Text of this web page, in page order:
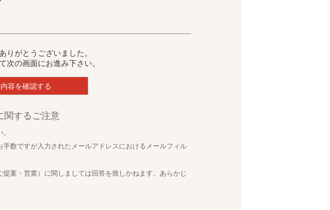
りがとうございました。
次の画面にお進み下さい。
関するご注意
数ですが入力されたメールアドレスにおけるメールフィル
案・営業）に関しましては回答を致しかねます。あらかじ